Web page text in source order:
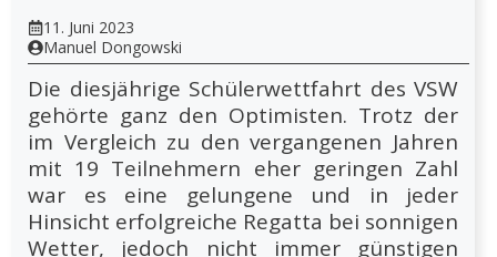
11. Juni 2023
Manuel Dongowski
Die diesjährige Schülerwettfahrt des VSW
gehörte ganz den Optimisten. Trotz der
im Vergleich zu den vergangenen Jahren
mit 19 Teilnehmern eher geringen Zahl
war es eine gelungene und in jeder
Hinsicht erfolgreiche Regatta bei sonnigen
Wetter, jedoch nicht immer günstigen